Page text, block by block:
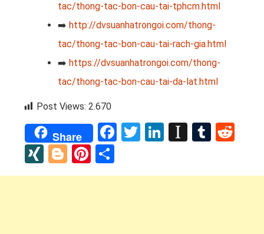
tac/thong-tac-bon-cau-tai-tphcm.html
➡️ http://dvsuanhatrongoi.com/thong-
tac/thong-tac-bon-cau-tai-rach-gia.html
➡️ https://dvsuanhatrongoi.com/thong-
tac/thong-tac-bon-cau-tai-da-lat.html
Post Views: 2.670
Share Facebook
Twitter
LinkedIn
XINGBloggerPinterest